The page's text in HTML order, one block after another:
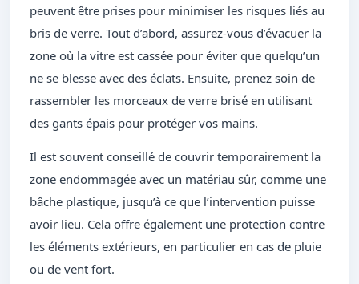
peuvent être prises pour minimiser les risques liés au
bris de verre. Tout d’abord, assurez-vous d’évacuer la
zone où la vitre est cassée pour éviter que quelqu’un
ne se blesse avec des éclats. Ensuite, prenez soin de
rassembler les morceaux de verre brisé en utilisant
des gants épais pour protéger vos mains.
Il est souvent conseillé de couvrir temporairement la
zone endommagée avec un matériau sûr, comme une
bâche plastique, jusqu’à ce que l’intervention puisse
avoir lieu. Cela offre également une protection contre
les éléments extérieurs, en particulier en cas de pluie
ou de vent fort.